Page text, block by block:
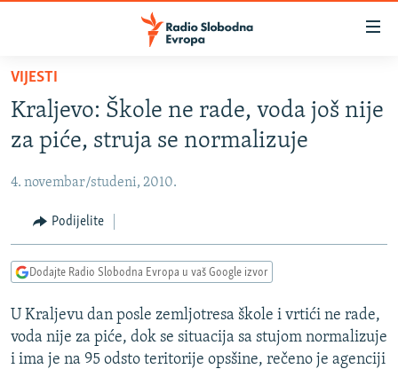
Pređite
glavni
sadržaj
Pređite
na
navigaciju
Pređite
na
VIJESTI
BOSNA I HERCEGOVINA
SRBIJA
KOSOVO
CRNA GORA
VIDEO
FOTOGALERIJE
INFOGRAFIKE
PODCASTI
RAT U UKRAJINI
KINA NA BALKANU
VIJESTI
Kraljevo: Škole ne rade, voda još nije
za piće, struja se normalizuje
4. novembar/studeni, 2010.
Podijelite
Dodajte Radio Slobodna Evropa u vaš Google izvor
U Kraljevu dan posle zemljotresa škole i vrtići ne rade,
voda nije za piće, dok se situacija sa stujom normalizuje
i ima je na 95 odsto teritorije opsšine, rečeno je agenciji